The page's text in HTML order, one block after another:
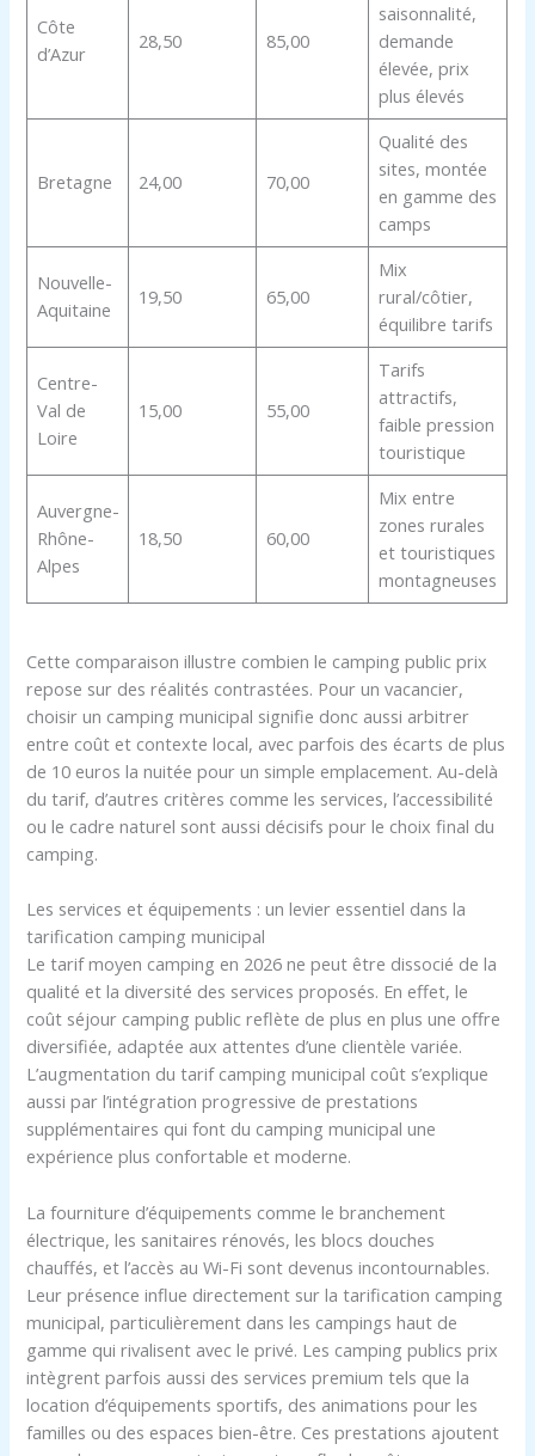
Côte
d’Azur
28,50 85,00
saisonnalité,
demande
élevée, prix
plus élevés
Bretagne 24,00 70,00
Qualité des
sites, montée
en gamme des
camps
Nouvelle-
Aquitaine
19,50 65,00
Mix
rural/côtier,
équilibre tarifs
Centre-
Val de
Loire
15,00 55,00
Tarifs
attractifs,
faible pression
touristique
Auvergne-
Rhône-
Alpes
18,50 60,00
Mix entre
zones rurales
et touristiques
montagneuses
Cette comparaison illustre combien le camping public prix
repose sur des réalités contrastées. Pour un vacancier,
choisir un camping municipal signifie donc aussi arbitrer
entre coût et contexte local, avec parfois des écarts de plus
de 10 euros la nuitée pour un simple emplacement. Au-delà
du tarif, d’autres critères comme les services, l’accessibilité
ou le cadre naturel sont aussi décisifs pour le choix final du
camping.
Les services et équipements : un levier essentiel dans la
tarification camping municipal
Le tarif moyen camping en 2026 ne peut être dissocié de la
qualité et la diversité des services proposés. En effet, le
coût séjour camping public reflète de plus en plus une offre
diversifiée, adaptée aux attentes d’une clientèle variée.
L’augmentation du tarif camping municipal coût s’explique
aussi par l’intégration progressive de prestations
supplémentaires qui font du camping municipal une
expérience plus confortable et moderne.
La fourniture d’équipements comme le branchement
électrique, les sanitaires rénovés, les blocs douches
chauffés, et l’accès au Wi-Fi sont devenus incontournables.
Leur présence influe directement sur la tarification camping
municipal, particulièrement dans les campings haut de
gamme qui rivalisent avec le privé. Les camping publics prix
intègrent parfois aussi des services premium tels que la
location d’équipements sportifs, des animations pour les
familles ou des espaces bien-être. Ces prestations ajoutent